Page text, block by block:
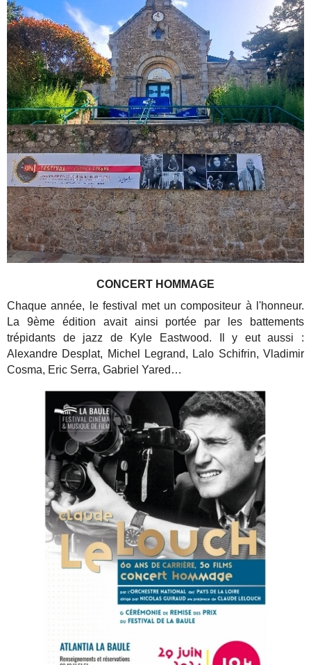
CONCERT HOMMAGE
Chaque année, le festival met un compositeur à l'honneur.
La 9ème édition avait ainsi portée par les battements
trépidants de jazz de Kyle Eastwood. Il y eut aussi :
Alexandre Desplat, Michel Legrand, Lalo Schifrin, Vladimir
Cosma, Eric Serra, Gabriel Yared…